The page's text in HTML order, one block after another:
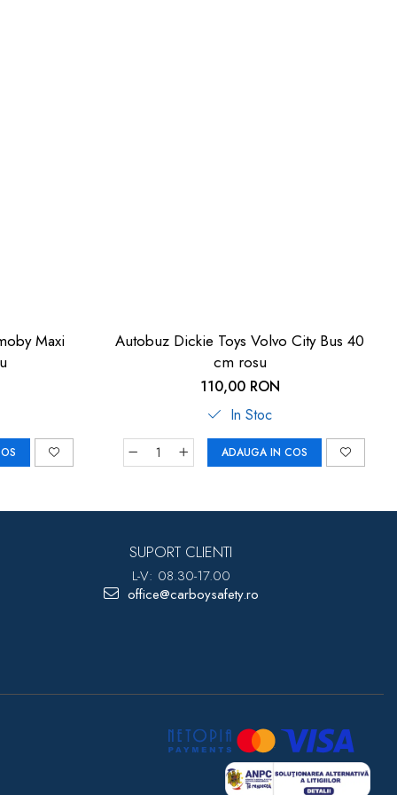
Maxi
Autobuz Dickie Toys Volvo City Bus 40
cm rosu
110,00 RON
In Stoc
ADAUGA IN COS
SUPORT CLIENTI
L-V: 08.30-17.00
office@carboysafety.ro